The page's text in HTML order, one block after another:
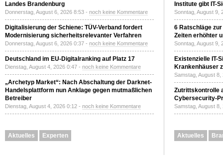
Landes Brandenburg
Donnerstag, August 6, 2026 8:53 - noch keine Kommentare
Digitalisierung der Schiene: TÜV-Verband fordert
Modernisierung sicherheitsrelevanter Verfahren
Donnerstag, August 6, 2026 0:37 - noch keine Kommentare
Deutschland im EU-Digitalranking auf Platz 17
Dienstag, August 4, 2026 0:47 - noch keine Kommentare
„Archetyp Market“: Nach Abschaltung der Darknet-
Handelsplattform nun Anklage gegen mutmaßlichen
Betreiber
Dienstag, August 4, 2026 0:12 - noch keine Kommentare
Aktuelles Experten
Institute gibt IT-
Sonntag, August 9,
6 Ratschläge
Zeiten erhöhter
Sonntag, August 9,
Existenzielle IT-
Krankenhäuser
Samstag, August
Zutrittskontrolle
Cybersecurity-
Samstag, August
Aktuelles